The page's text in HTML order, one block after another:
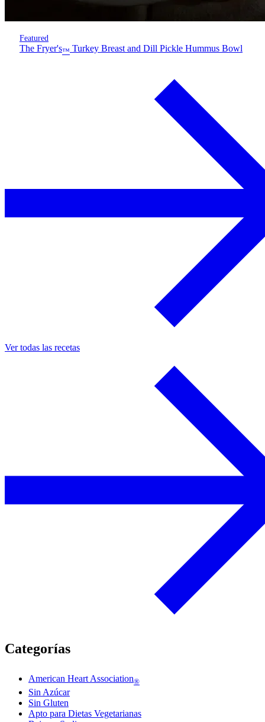
Featured
The Fryer's™ Turkey Breast and Dill Pickle Hummus Bowl
Ver todas las recetas
Categorías
American Heart Association®
Sin Azúcar
Sin Gluten
Apto para Dietas Vegetarianas